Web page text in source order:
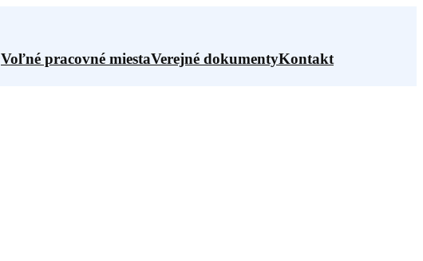
Voľné pracovné miestaVerejné dokumentyKontakt